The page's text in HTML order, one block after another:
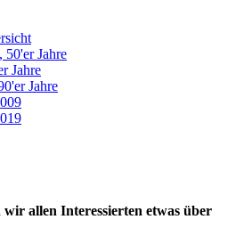
Jahre
Jahre
Jahre
wir allen Interessierten etwas über